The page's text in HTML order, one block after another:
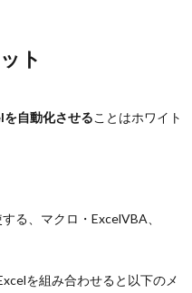
ト
を自動化させることはホワイト
る、マクロ・ExcelVBA、
を組み合わせると以下のメ